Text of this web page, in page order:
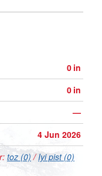
0 in
0 in
—
4 Jun 2026
toz (0) /Iyi pist (0)